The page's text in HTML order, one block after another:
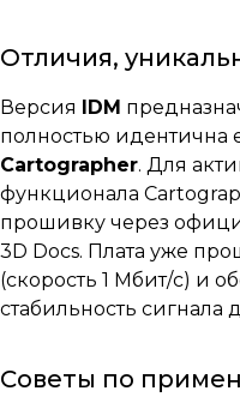
Отличия,
Версия IDM
полностью идентична
Cartographer. Для
функционала
прошивку через
3D Docs. Плата уже
(скорость 1 Мбит/с) и
стабильность сигнала
Советы по